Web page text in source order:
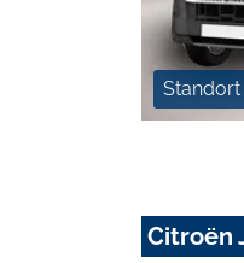
Citroën